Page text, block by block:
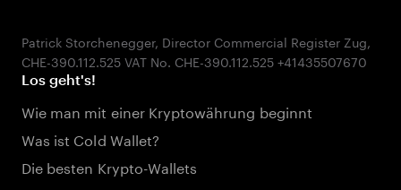
Patrick Storchenegger, Director Commercial Register Zug,
Los geht's!
Wie man mit einer Kryptowährung beginnt
Was ist Cold Wallet?
Die besten Krypto-Wallets